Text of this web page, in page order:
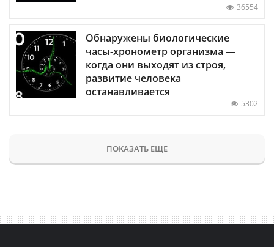
36554
Обнаружены биологические
часы-хронометр организма —
когда они выходят из строя,
развитие человека
останавливается
5302
ПОКАЗАТЬ ЕЩЕ